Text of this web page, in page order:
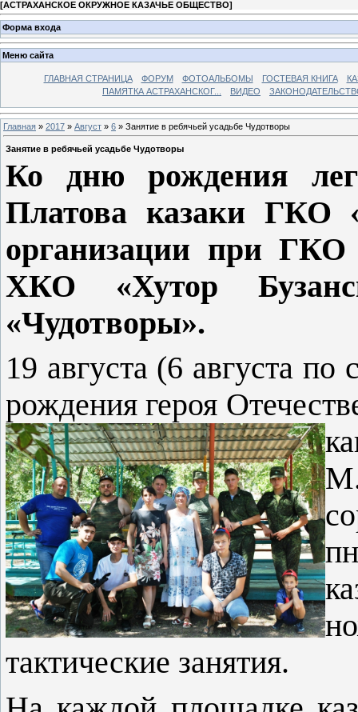
[АСТРАХАНСКОЕ ОКРУЖНОЕ КАЗАЧЬЕ ОБЩЕСТВО]
Форма входа
Меню сайта
ГЛАВНАЯ СТРАНИЦА ФОРУМ ФОТОАЛЬБОМЫ ГОСТЕВАЯ КНИГА
ПАМЯТКА АСТРАХАНСКОГ...
ВИДЕО
Главная » 2017 » Август » 6 » Занятие в ребячьей усадьбе Чудотворы
Занятие в ребячьей усадьбе Чудотворы
Ко дню рождения
Платова казаки ГКО
организации при ГКО
ХКО «Хутор
«Чудотворы».
19 августа (6 августа
рождения героя
тактические занятия.